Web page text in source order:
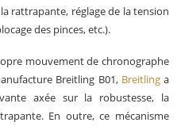
rattrapante, réglage de la tension
des pinces, etc.).
mouvement de chronographe
Breitling B01, Breitlinga
axée sur la robustesse, la
En outre, ce mécanisme